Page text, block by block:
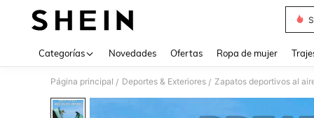
Categorías Novedades Ofertas Ropa de mujer
Página principal / Deportes & Exteriores / Zapatos deportivos al